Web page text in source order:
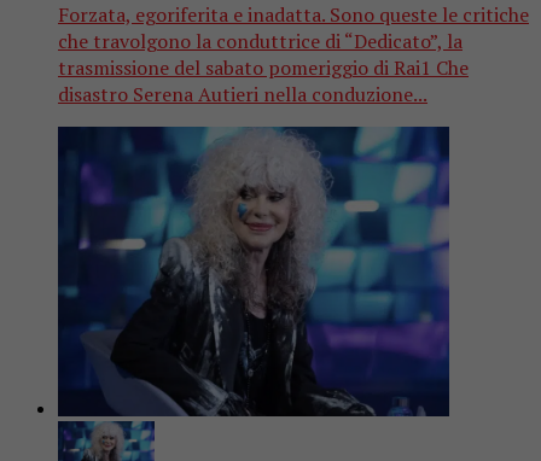
Forzata, egoriferita e inadatta. Sono queste le critiche
che travolgono la conduttrice di “Dedicato”, la
trasmissione del sabato pomeriggio di Rai1 Che
disastro Serena Autieri nella conduzione...